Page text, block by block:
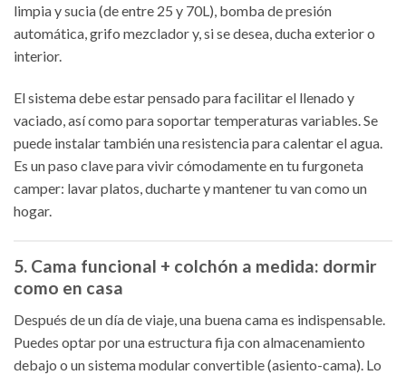
limpia y sucia (de entre 25 y 70L), bomba de presión
automática, grifo mezclador y, si se desea, ducha exterior o
interior.
El sistema debe estar pensado para facilitar el llenado y
vaciado, así como para soportar temperaturas variables. Se
puede instalar también una resistencia para calentar el agua.
Es un paso clave para vivir cómodamente en tu furgoneta
camper: lavar platos, ducharte y mantener tu van como un
hogar.
5. Cama funcional + colchón a medida: dormir
como en casa
Después de un día de viaje, una buena cama es indispensable.
Puedes optar por una estructura fija con almacenamiento
debajo o un sistema modular convertible (asiento-cama). Lo